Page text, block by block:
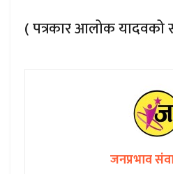
( पत्रकार आलोक यादवको
जनप्रभाव